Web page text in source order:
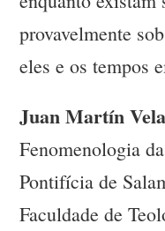
provavelmente
eles e os tempos
Juan Martín
Fenomenologia
Pontifícia de
Faculdade de